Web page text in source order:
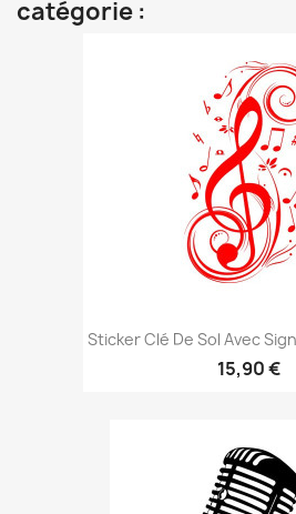
catégorie :
Sticker Clé De Sol Avec
15,90 €